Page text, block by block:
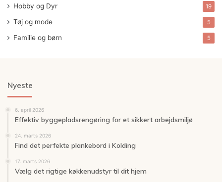
Hobby og Dyr 19
Tøj og mode 5
Familie og børn 5
Nyeste
6. april 2026
Effektiv byggepladsrengøring for et sikkert arbejdsmiljø
24. marts 2026
Find det perfekte plankebord i Kolding
17. marts 2026
Vælg det rigtige køkkenudstyr til dit hjem